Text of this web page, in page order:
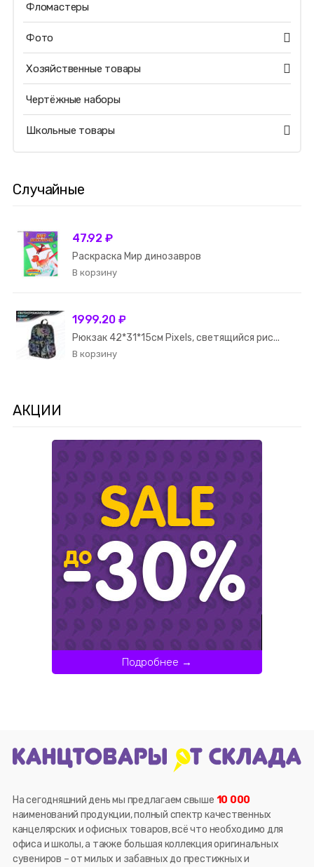
Фломастеры
Фото
Хозяйственные товары
Чертёжные наборы
Школьные товары
Случайные
47.92 ₽
Раскраска Мир динозавров
1999.20 ₽
Рюкзак 42*31*15см Pixels, светящийся рис...
АКЦИИ
Подробнее →
На сегодняшний день мы предлагаем свыше 10 000
наименований продукции, полный спектр качественных
канцелярских и офисных товаров, всё что необходимо для
офиса и школы, а также большая коллекция оригинальных
сувениров – от милых и забавных до престижных и